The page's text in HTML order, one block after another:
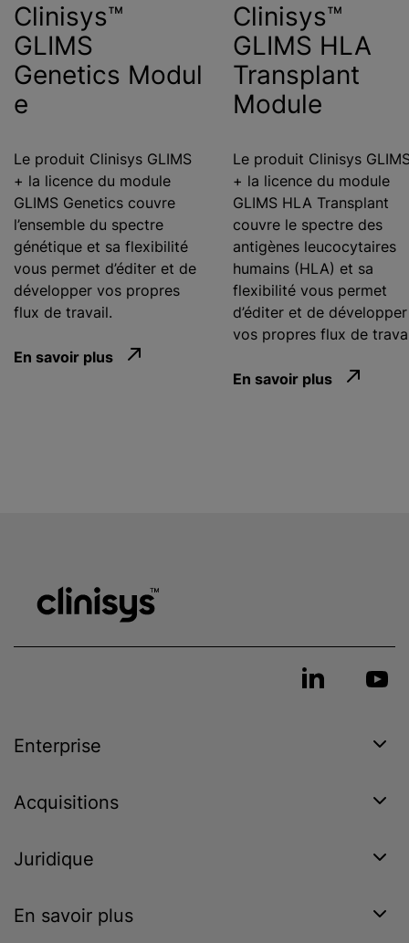
Clinisys™
GLIMS
Genetics Modul
e
Le produit Clinisys GLIMS
+ la licence du module
GLIMS Genetics couvre
l’ensemble du spectre
génétique et sa flexibilité
vous permet d’éditer et de
développer vos propres
flux de travail.
En savoir plus
Clinisys™
GLIMS HLA
Transplant
Module
Le produit Clinisys
+ la licence du module
GLIMS HLA Transplant
couvre le spectre des
antigènes leucocytaires
humains (HLA) et sa
flexibilité vous permet
d’éditer et de développer
vos propres flux de
En savoir plus
Enterprise
Acquisitions
Juridique
En savoir plus